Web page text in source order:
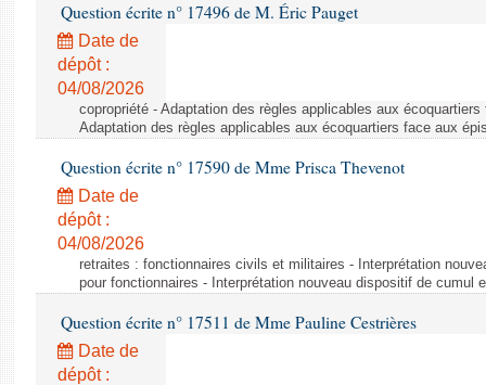
Question écrite n° 17496 de M. Éric Pauget
Date de
dépôt :
04/08/2026
copropriété - Adaptation des règles applicables aux
Adaptation des règles applicables aux écoquartiers face aux
Question écrite n° 17590 de Mme Prisca Thevenot
Date de
dépôt :
04/08/2026
retraites : fonctionnaires civils et militaires - Interprétation
pour fonctionnaires - Interprétation nouveau dispositif de cumul
Question écrite n° 17511 de Mme Pauline Cestrières
Date de
dépôt :